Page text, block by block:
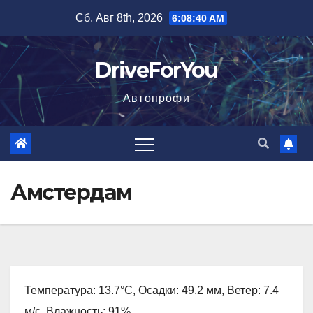
содержимому
Сб. Авг 8th, 2026 6:08:41 AM
DriveForYou
Автопрофи
Амстердам
Температура: 13.7°C, Осадки: 49.2 мм, Ветер: 7.4